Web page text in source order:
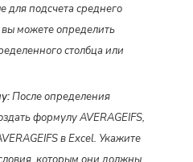
для подсчета среднего
можете определить
столбца или
После определения
формулу AVERAGEIFS,
в Excel. Укажите